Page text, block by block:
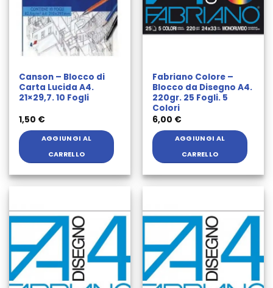
Canson – Blocco di
Carta Lucida A4.
21×29,7. 10 Fogli
1,50 €
AGGIUNGI AL
CARRELLO
Fabriano Colore –
Blocco da Disegno A4.
220gr. 25 Fogli. 5
Colori
6,00 €
AGGIUNGI AL
CARRELLO